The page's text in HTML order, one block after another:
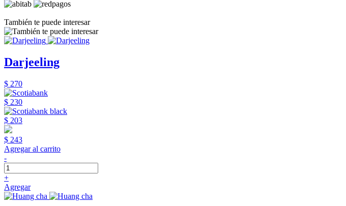
También te puede interesar
Darjeeling
$ 270
$ 230
$ 203
$ 243
Agregar al carrito
-
+
Agregar